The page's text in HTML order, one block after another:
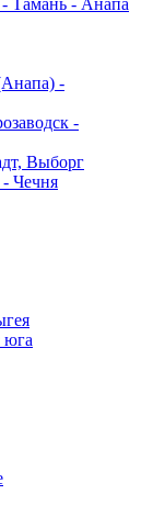
- Тамань - Анапа
-
-
Выборг
Чечня
юга